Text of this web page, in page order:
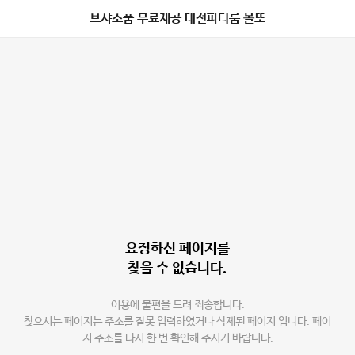
브샤소품 무료제공 대전파티룸 몰또
요청하신 페이지를
찾을 수 없습니다.
이용에 불편을 드려 죄송합니다.
찾으시는 페이지는 주소를 잘못 입력하였거나 삭제된 페이지 입니다. 페이
지 주소를 다시 한 번 확인해 주시기 바랍니다.